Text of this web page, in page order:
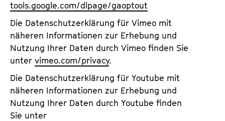
tools.google.com/dlpage/gaoptout
Die Datenschutzerklärung für Vimeo mit
näheren Informationen zur Erhebung und
Nutzung Ihrer Daten durch Vimeo finden Sie
unter vimeo.com/privacy.
Die Datenschutzerklärung für Youtube mit
näheren Informationen zur Erhebung und
Nutzung Ihrer Daten durch Youtube finden
Sie unter